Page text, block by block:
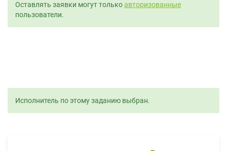
Оставлять заявки могут толькоавторизованные
пользователи.
Исполнитель по этому заданию выбран.